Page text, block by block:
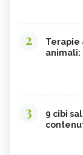
2
Terapie
animali:
3
9 cibi